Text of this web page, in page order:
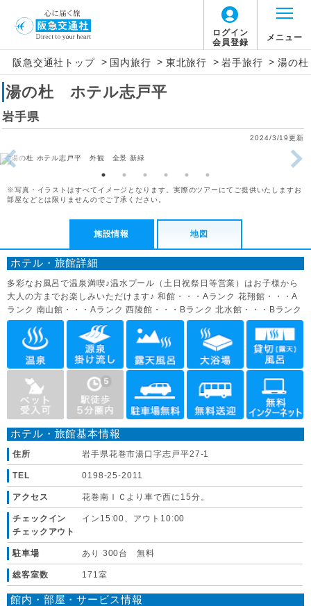
ログイン
会員登録
メニュー
阪急交通社トップ > 国内旅行 > 東北旅行 > 岩手旅行 > 湯の
湯の杜 ホテル志戸平
岩手県
2024/3/19更新
※写真・イラストはすべてイメージとなります。実際のツアーにてご提供いたしますお
部屋などとは限りませんのでご了承ください。
施設情報 地図
ホテル・旅館詳細
多彩なお風呂で温泉満喫♪温水プール（土日祝祭日等営業）はお子様から
大人の方までお楽しみいただけます♪ 和館・・・Aランク 花翔館・・・A
ランク 南山館・・・Aランク 西陵館・・・Bランク 北水館・・・Bランク
ホテル・旅館基本情報
住所 岩手県花巻市湯口字志戸平27-1
TEL 0198-25-2011
アクセス 花巻南ＩＣより車で西に15分。
チェックイン
チェックアウト
イン15:00、アウト10:00
駐車場 あり 300台 無料
総客室数 171室
館内・部屋・サービス情報